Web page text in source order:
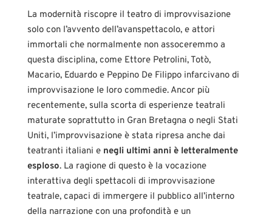
La modernità riscopre il teatro di improvvisazione
solo con l’avvento dell’avanspettacolo, e attori
immortali che normalmente non assoceremmo a
questa disciplina, come Ettore Petrolini, Totò,
Macario, Eduardo e Peppino De Filippo infarcivano di
improvvisazione le loro commedie. Ancor più
recentemente, sulla scorta di esperienze teatrali
maturate soprattutto in Gran Bretagna o negli Stati
Uniti, l’improvvisazione è stata ripresa anche dai
teatranti italiani e negli ultimi anni è letteralmente
esploso. La ragione di questo è la vocazione
interattiva degli spettacoli di improvvisazione
teatrale, capaci di immergere il pubblico all’interno
della narrazione con una profondità e un